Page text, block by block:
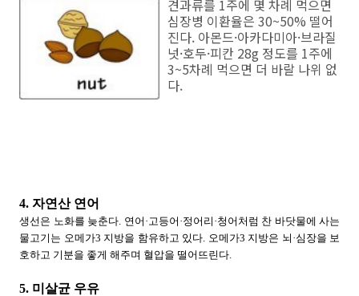
견과류를 1주에 몇 차례 먹으면
심장병 이환율은 30~50% 떨어
진다. 아몬드·아카다미아·브라질
넛·호두·피칸 28g 정도를 1주에
3~5차례 먹으면 더 바랄 나위 없
다.
4. 자연산 연어
생선은 노화를 늦춘다. 연어·고등어·정어리·청어처럼 찬 바닷물에 사는
물고기는 오메가3 지방을 함유하고 있다. 오메가3 지방은 뇌·심장을 보
호하고 기분을 좋게 해주며 혈압을 떨어뜨린다.
5. 미살균 우유